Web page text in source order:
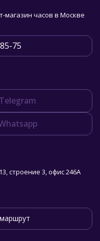
магазин часов в Москве
75
строение 3, офис 246А